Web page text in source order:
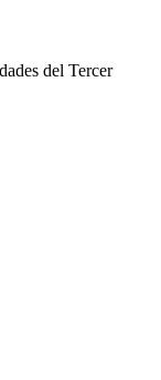
del Tercer